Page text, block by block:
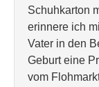
Schuhkarton
erinnere ich
Vater in den
Geburt eine
vom